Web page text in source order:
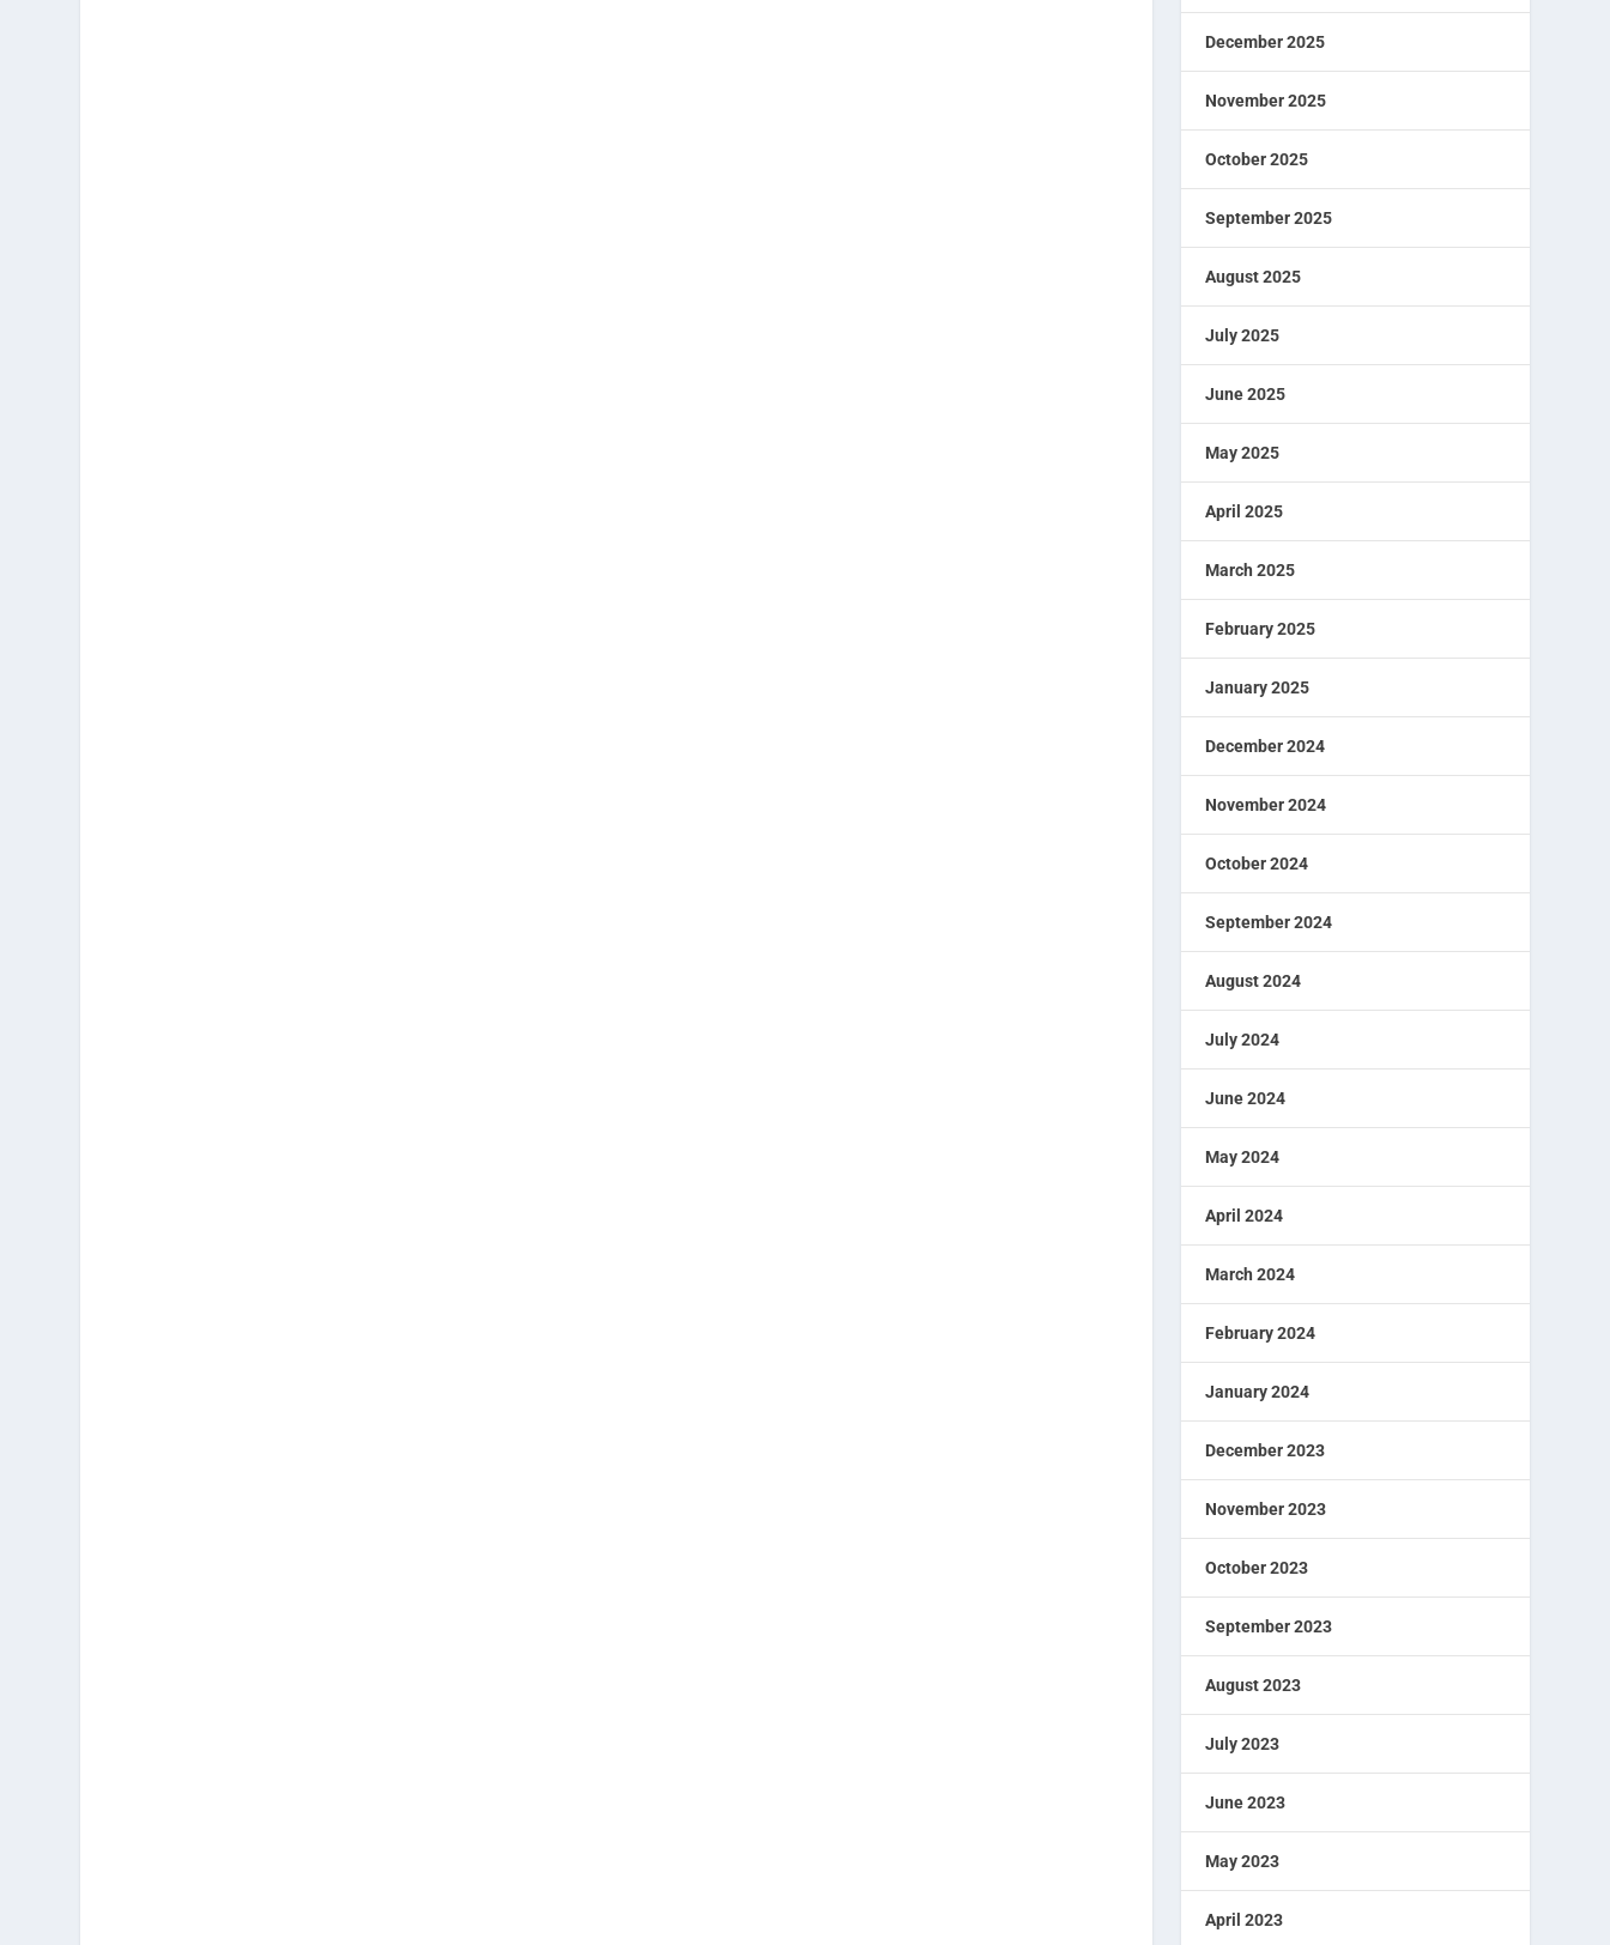
December 2025
November 2025
October 2025
September 2025
August 2025
July 2025
June 2025
May 2025
April 2025
March 2025
February 2025
January 2025
December 2024
November 2024
October 2024
September 2024
August 2024
July 2024
June 2024
May 2024
April 2024
March 2024
February 2024
January 2024
December 2023
November 2023
October 2023
September 2023
August 2023
July 2023
June 2023
May 2023
April 2023